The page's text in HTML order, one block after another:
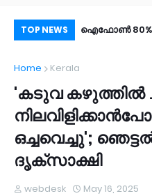
TOP NEWS
ആശുപത്രിയില്‍
കുടുംബം
ഐഫോൺ 80%
Home
Kerala
'കടുവ കഴുത്തിൽ
ഒച്ചവെച്ചു';
ദൃക്സാക്ഷി
webdesk May 16, 2025